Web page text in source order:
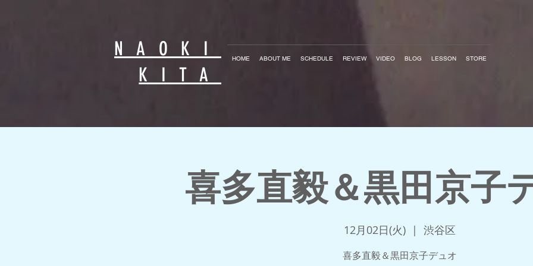
NAOKI
KITA
HOME ABOUT ME SCHEDULE REVIEW VIDEO BLOG LESSON STORE
喜多直毅＆黒田京子
12月02日(火)
  |
渋谷区
喜多直毅＆黒田京子デュオ